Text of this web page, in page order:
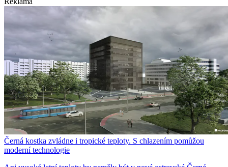
Černá kostka zvládne i tropické teploty. S chlazením pomůžou
moderní technologie